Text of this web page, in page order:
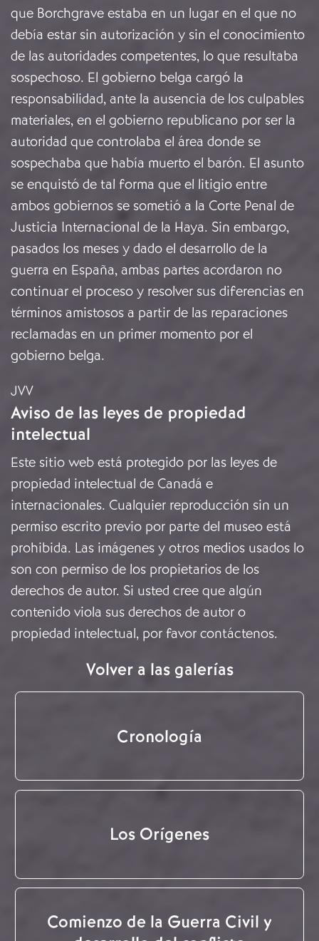
que Borchgrave estaba en un lugar en el que no
debía estar sin autorización y sin el conocimiento
de las autoridades competentes, lo que resultaba
sospechoso. El gobierno belga cargó la
responsabilidad, ante la ausencia de los culpables
materiales, en el gobierno republicano por ser la
autoridad que controlaba el área donde se
sospechaba que había muerto el barón. El asunto
se enquistó de tal forma que el litigio entre
ambos gobiernos se sometió a la Corte Penal de
Justicia Internacional de la Haya. Sin embargo,
pasados los meses y dado el desarrollo de la
guerra en España, ambas partes acordaron no
continuar el proceso y resolver sus diferencias en
términos amistosos a partir de las reparaciones
reclamadas en un primer momento por el
gobierno belga.
JVV
Aviso de las leyes de propiedad
intelectual
Este sitio web está protegido por las leyes de
propiedad intelectual de Canadá e
internacionales. Cualquier reproducción sin un
permiso escrito previo por parte del museo está
prohibida. Las imágenes y otros medios usados lo
son con permiso de los propietarios de los
derechos de autor. Si usted cree que algún
contenido viola sus derechos de autor o
propiedad intelectual, por favor contáctenos.
Volver a las galerías
Cronología
Los Orígenes
Comienzo de la Guerra Civil y